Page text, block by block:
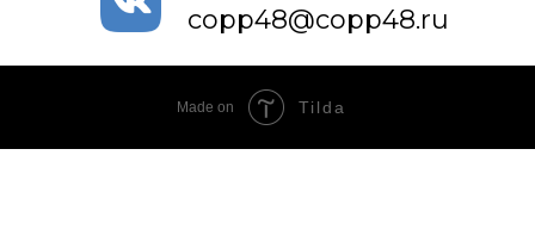
copp48@copp48.ru
Made on Tilda